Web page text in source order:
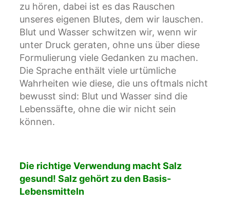
zu hören, dabei ist es das Rauschen
unseres eigenen Blutes, dem wir lauschen.
Blut und Wasser schwitzen wir, wenn wir
unter Druck geraten, ohne uns über diese
Formulierung viele Gedanken zu machen.
Die Sprache enthält viele urtümliche
Wahrheiten wie diese, die uns oftmals nicht
bewusst sind: Blut und Wasser sind die
Lebenssäfte, ohne die wir nicht sein
können.
Die richtige Verwendung macht Salz
gesund! Salz gehört zu den Basis-
Lebensmitteln